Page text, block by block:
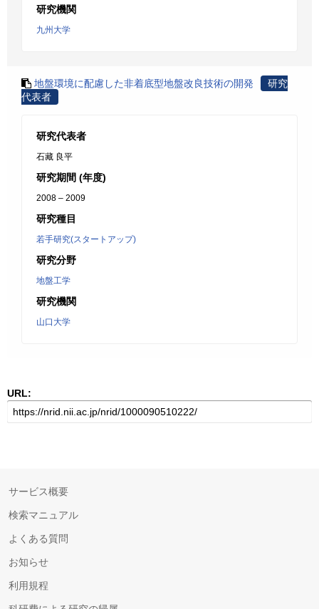
研究機関
九州大学
地盤環境に配慮した非着底型地盤改良技術の開発
研究
代表者
研究代表者
石藏 良平
研究期間 (年度)
2008 – 2009
研究種目
若手研究(スタートアップ)
研究分野
地盤工学
研究機関
山口大学
URL:
サービス概要
検索マニュアル
よくある質問
お知らせ
利用規程